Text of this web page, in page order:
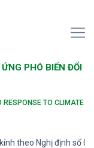
PHÓ BIẾN ĐỔI
RESPONSE TO CLIMATE
theo Nghị định số 06/